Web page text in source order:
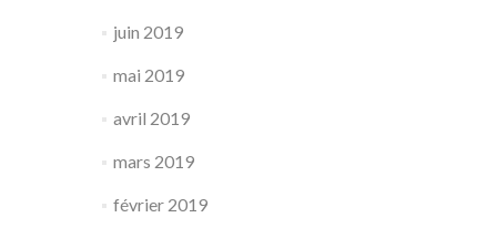
juin 2019
mai 2019
avril 2019
mars 2019
février 2019